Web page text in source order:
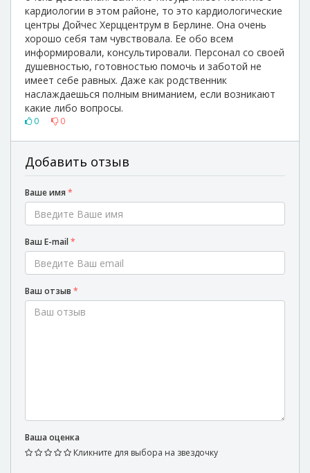
кардиологии в этом районе, то это кардиологические
центры Дойчес Херццентрум в Берлине. Она очень
хорошо себя там чувствовала. Ее обо всем
информировали, консультировали. Персонал со своей
душевностью, готовностью помочь и заботой не
имеет себе равных. Даже как родственник
наслаждаешься полным вниманием, если возникают
какие либо вопросы.
0 0
Добавить отзыв
Ваше имя *
Ваш E-mail*
Ваш отзыв *
Ваша оценка
Кликните для выбора на звездочку